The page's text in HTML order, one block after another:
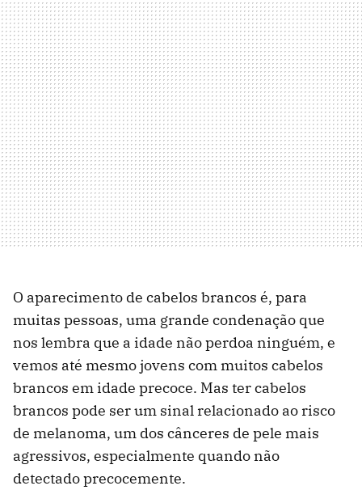
O aparecimento de cabelos brancos é, para
muitas pessoas, uma grande condenação que
nos lembra que a idade não perdoa ninguém, e
vemos até mesmo jovens com muitos cabelos
brancos em idade precoce. Mas ter cabelos
brancos pode ser um sinal relacionado ao risco
de melanoma, um dos cânceres de pele mais
agressivos, especialmente quando não
detectado precocemente.